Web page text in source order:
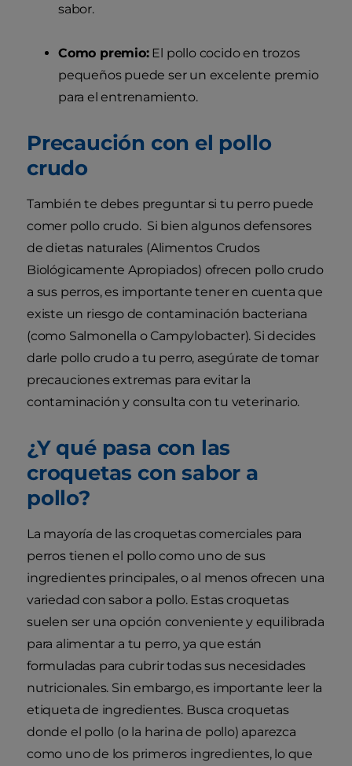
sabor.
Como premio:El pollo cocido en trozos
pequeños puede ser un excelente premio
para el entrenamiento.
Precaución con el pollo
crudo
También te debes preguntar si tu perro puede
comer pollo crudo. Si bien algunos defensores
de dietas naturales (Alimentos Crudos
Biológicamente Apropiados) ofrecen pollo crudo
a sus perros, es importante tener en cuenta que
existe un riesgo de contaminación bacteriana
(como Salmonella o Campylobacter). Si decides
darle pollo crudo a tu perro, asegúrate de tomar
precauciones extremas para evitar la
contaminación y consulta con tu veterinario.
¿Y qué pasa con las
croquetas con sabor a
pollo?
La mayoría de las croquetas comerciales para
perros tienen el pollo como uno de sus
ingredientes principales, o al menos ofrecen una
variedad con sabor a pollo. Estas croquetas
suelen ser una opción conveniente y equilibrada
para alimentar a tu perro, ya que están
formuladas para cubrir todas sus necesidades
nutricionales. Sin embargo, es importante leer la
etiqueta de ingredientes. Busca croquetas
donde el pollo (o la harina de pollo) aparezca
como uno de los primeros ingredientes, lo que